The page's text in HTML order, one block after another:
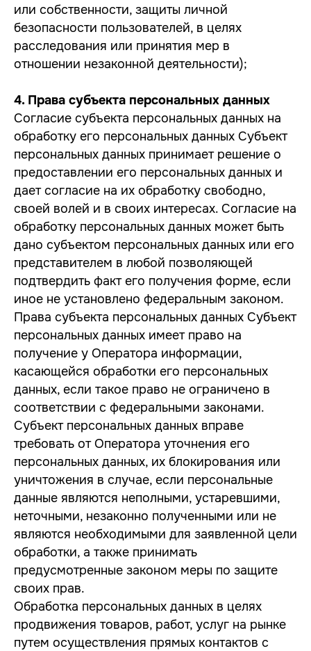
или собственности, защиты личной
безопасности пользователей, в целях
расследования или принятия мер в
отношении незаконной деятельности);
4. Права субъекта персональных данных
Согласие субъекта персональных данных на
обработку его персональных данных Субъект
персональных данных принимает решение о
предоставлении его персональных данных и
дает согласие на их обработку свободно,
своей волей и в своих интересах. Согласие на
обработку персональных данных может быть
дано субъектом персональных данных или его
представителем в любой позволяющей
подтвердить факт его получения форме, если
иное не установлено федеральным законом.
Права субъекта персональных данных Субъект
персональных данных имеет право на
получение у Оператора информации,
касающейся обработки его персональных
данных, если такое право не ограничено в
соответствии с федеральными законами.
Субъект персональных данных вправе
требовать от Оператора уточнения его
персональных данных, их блокирования или
уничтожения в случае, если персональные
данные являются неполными, устаревшими,
неточными, незаконно полученными или не
являются необходимыми для заявленной цели
обработки, а также принимать
предусмотренные законом меры по защите
своих прав.
Обработка персональных данных в целях
продвижения товаров, работ, услуг на рынке
путем осуществления прямых контактов с